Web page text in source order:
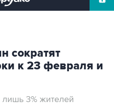
сократят
к 23 февраля и
лишь 3% жителей